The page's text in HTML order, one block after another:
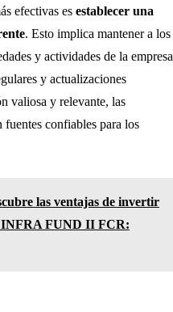
efectivas es establecer una
. Esto implica mantener a los
y actividades de la empresa
y actualizaciones
valiosa y relevante, las
fuentes confiables para los
las ventajas de invertir
FUND II FCR: